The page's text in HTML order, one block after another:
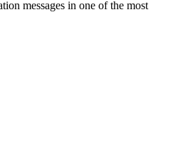
messages in one of the most